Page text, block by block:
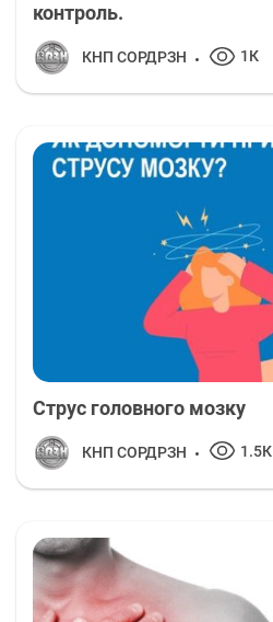
контроль.
КНП СОРДРЗН 1К
Струс головного мозку
КНП СОРДРЗН 1.5К